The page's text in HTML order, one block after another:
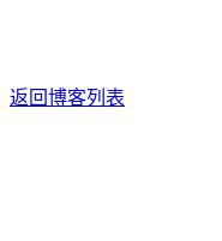
返回博客列表